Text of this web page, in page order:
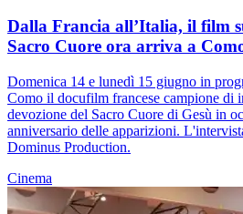
Dalla Francia all’Italia, il film
Sacro Cuore ora arriva a
Domenica 14 e lunedì 15 giugno in
Como il docufilm francese campione di
devozione del Sacro Cuore di Gesù in
anniversario delle apparizioni.
Dominus Production.
Cinema